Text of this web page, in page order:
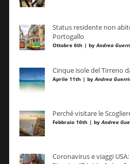
Status residente non
Portogallo
Ottobre 6th | byAndrea
Cinque isole del Tirreno
Aprile 11th | byAndrea
Perché visitare le
Febbraio 16th | byAndrea
Coronavirus e viaggi